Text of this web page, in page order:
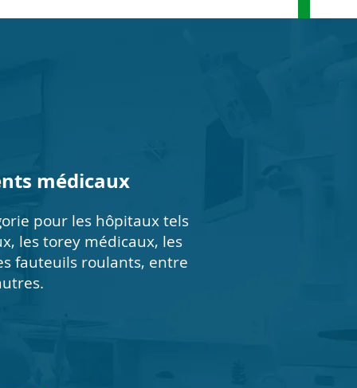
médicaux
pour les hôpitaux tels
les torey médicaux, les
fauteuils roulants, entre